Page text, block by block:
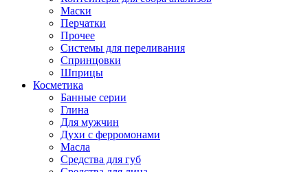
Маски
Перчатки
Прочее
Системы для переливания
Спринцовки
Шприцы
Косметика
Банные серии
Глина
Для мужчин
Духи с ферромонами
Масла
Средства для губ